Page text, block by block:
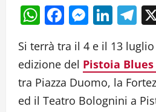
WhatsApp
Facebook
Si terrà tra il 4 e il 13
edizione del Pistoia
tra Piazza Duomo, la
ed il Teatro Bolognini a